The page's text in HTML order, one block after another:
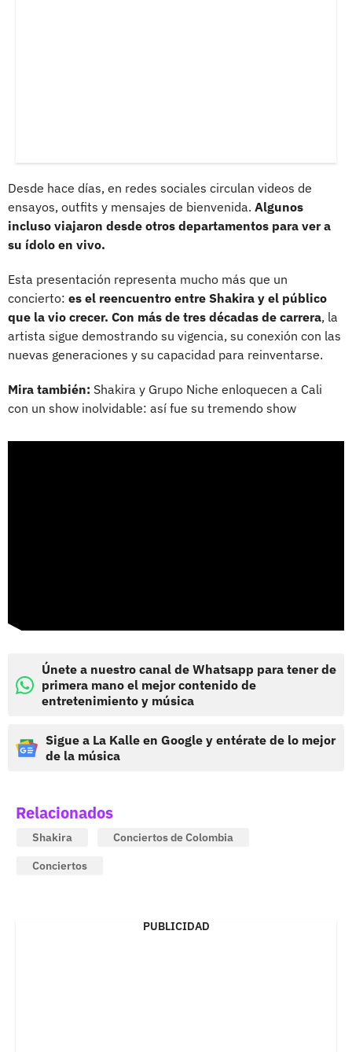
Desde hace días, en redes sociales circulan videos de
ensayos, outfits y mensajes de bienvenida. Algunos
incluso viajaron desde otros departamentos para ver a
su ídolo en vivo.
Esta presentación representa mucho más que un
concierto: es el reencuentro entre Shakira y el público
que la vio crecer. Con más de tres décadas de carrera, la
artista sigue demostrando su vigencia, su conexión con las
nuevas generaciones y su capacidad para reinventarse.
Mira también: Shakira y Grupo Niche enloquecen a Cali
con un show inolvidable: así fue su tremendo show
Únete a nuestro canal de Whatsapp para tener de
primera mano el mejor contenido de
entretenimiento y música
Sigue a La Kalle en Google y entérate de lo mejor
de la música
Relacionados
Shakira
Conciertos de Colombia
Conciertos
PUBLICIDAD